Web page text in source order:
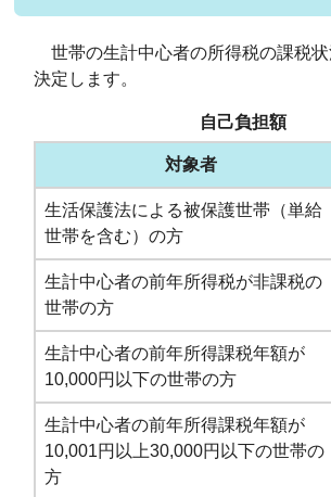
世帯の生計中心者の所得税の課税
決定します。
自己負担額
対象者
生活保護法による被保護世帯（単給
世帯を含む）の方
生計中心者の前年所得税が非課税の
世帯の方
生計中心者の前年所得課税年額が
10,000円以下の世帯の方
生計中心者の前年所得課税年額が
10,001円以上30,000円以下の世帯の
方